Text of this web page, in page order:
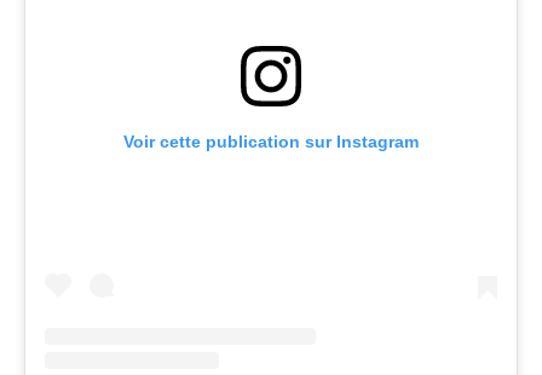
Voir cette publication sur Instagram